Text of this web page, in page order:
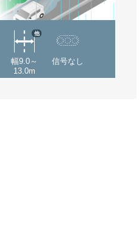
幅9.0～
13.0m
他
信号なし